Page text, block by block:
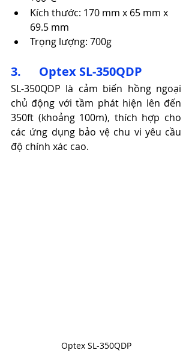
Kích thước: 170 mm x 65 mm x
69.5 mm
Trọng lượng: 700g​
3.      Optex SL-350QDP
SL-350QDP là cảm biến hồng ngoại
chủ động với tầm phát hiện lên đến
350ft (khoảng 100m), thích hợp cho
các ứng dụng bảo vệ chu vi yêu cầu
độ chính xác cao.​
Optex SL-350QDP